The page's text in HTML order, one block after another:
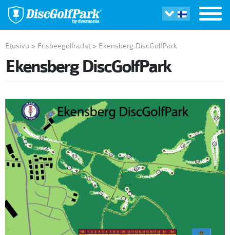
Etusivu > Frisbeegolfradat > Ekensberg DiscGolfPark
Ekensberg DiscGolfPark